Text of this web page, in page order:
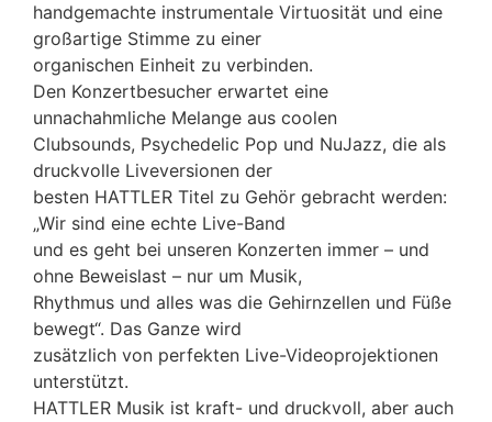
handgemachte instrumentale Virtuosität und eine
großartige Stimme zu einer
organischen Einheit zu verbinden.
Den Konzertbesucher erwartet eine
unnachahmliche Melange aus coolen
Clubsounds, Psychedelic Pop und NuJazz, die als
druckvolle Liveversionen der
besten HATTLER Titel zu Gehör gebracht werden:
„Wir sind eine echte Live-Band
und es geht bei unseren Konzerten immer – und
ohne Beweislast – nur um Musik,
Rhythmus und alles was die Gehirnzellen und Füße
bewegt“. Das Ganze wird
zusätzlich von perfekten Live-Videoprojektionen
unterstützt.
HATTLER Musik ist kraft- und druckvoll, aber auch